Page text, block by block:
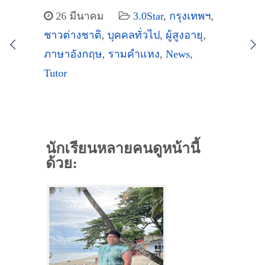
26 มีนาคม 3.0Star, กรุงเทพฯ,
ชาวต่างชาติ, บุคคลทั่วไป, ผู้สูงอายุ,
ภาษาอังกฤษ, รามคำแหง, News,
Tutor
นักเรียนหลายคนดูหน้านี้
ด้วย: